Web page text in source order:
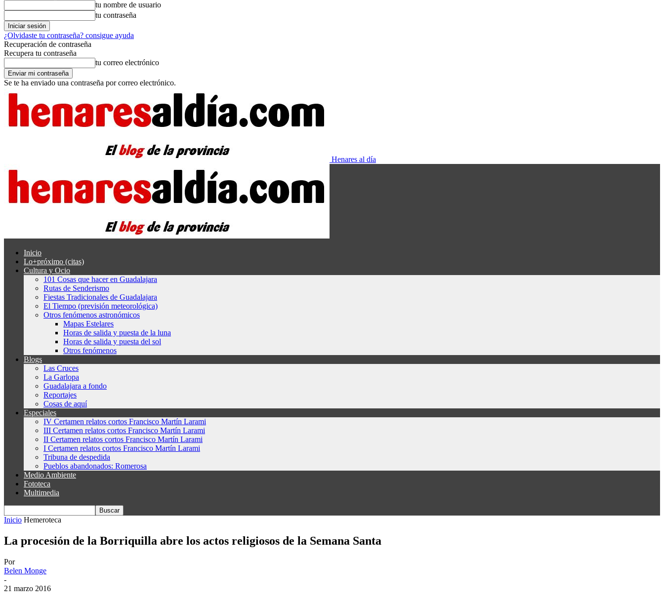
tu nombre de usuario
tu contraseña
¿Olvidaste tu contraseña? consigue ayuda
Recuperación de contraseña
Recupera tu contraseña
tu correo electrónico
Se te ha enviado una contraseña por correo electrónico.
Henares al día
Inicio
Lo+próximo (citas)
Cultura y Ocio
101 Cosas que hacer en Guadalajara
Rutas de Senderismo
Fiestas Tradicionales de Guadalajara
El Tiempo (previsión meteorológica)
Otros fenómenos astronómicos
Mapas Estelares
Horas de salida y puesta de la luna
Horas de salida y puesta del sol
Otros fenómenos
Blogs
Las Cruces
La Garlopa
Guadalajara a fondo
Reportajes
Cosas de aquí
Especiales
IV Certamen relatos cortos Francisco Martín Larami
III Certamen relatos cortos Francisco Martín Larami
II Certamen relatos cortos Francisco Martín Larami
I Certamen relatos cortos Francisco Martín Larami
Tribuna de despedida
Pueblos abandonados: Romerosa
Medio Ambiente
Fototeca
Multimedia
Inicio Hemeroteca
La procesión de la Borriquilla abre los actos religiosos de la Semana Santa
Por
Belen Monge
-
21 marzo 2016